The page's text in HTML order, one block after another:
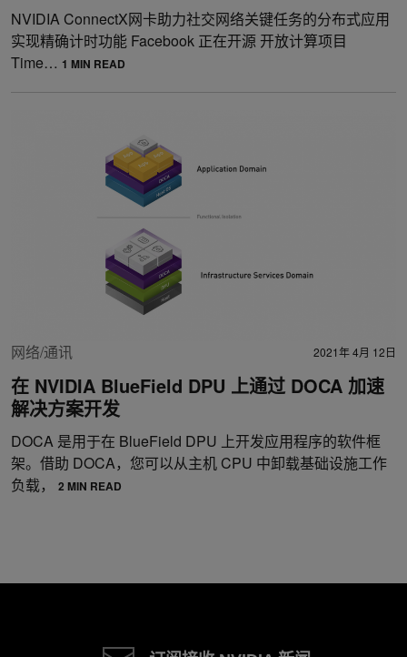
NVIDIA ConnectX网卡助力社交网络关键任务的分布式应用
实现精确计时功能 Facebook 正在开源 开放计算项目
Time… 1 MIN READ
网络/通讯 2021年 4月 12日
在 NVIDIA BlueField DPU 上通过 DOCA 加速
解决方案开发
DOCA 是用于在 BlueField DPU 上开发应用程序的软件框
架。借助 DOCA，您可以从主机 CPU 中卸载基础设施工作
负载，
2 MIN READ